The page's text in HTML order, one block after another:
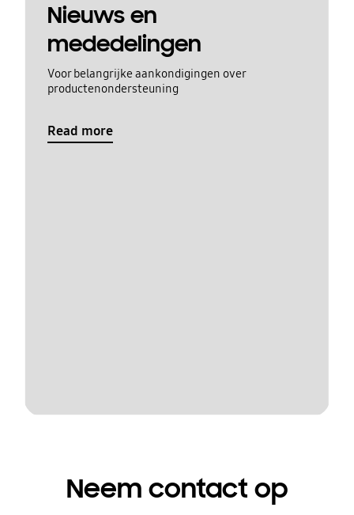
Nieuws en
mededelingen
Voor belangrijke aankondigingen over
productenondersteuning
Read more
Neem contact op